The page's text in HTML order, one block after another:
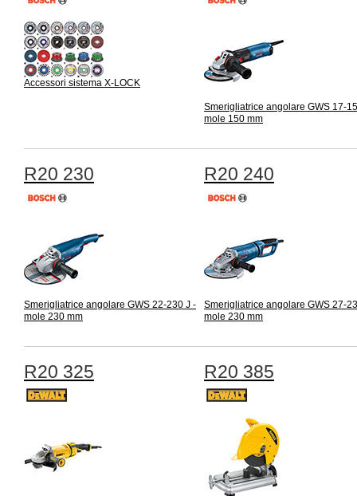
Accessori sistema X-LOCK
Smerigliatrice angolare GWS 17-
mole 150 mm
R20 230
Smerigliatrice angolare GWS 22-230 J -
mole 230 mm
R20 240
Smerigliatrice angolare GWS 27-
mole 230 mm
R20 325 R20 385